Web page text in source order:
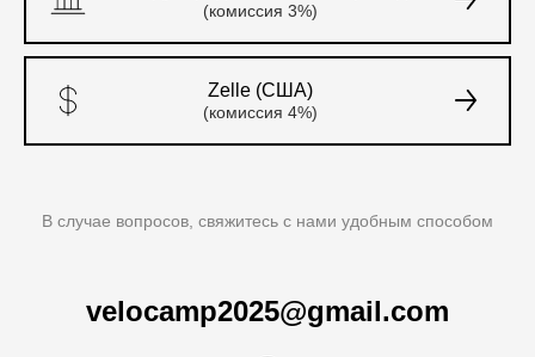
(комиссия 3%)
Zelle (США)
(комиссия 4%)
В случае вопросов, свяжитесь с нами удобным способом
velocamp2025@gmail.com